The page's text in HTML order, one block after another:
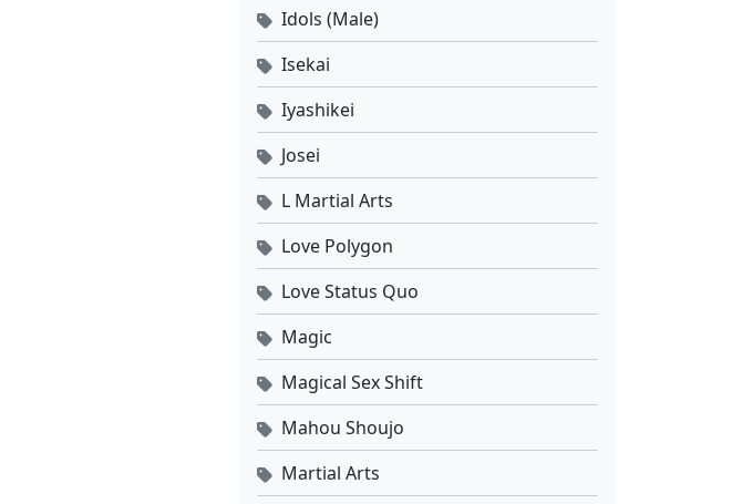
Idols (Male)
Isekai
Iyashikei
Josei
L Martial Arts
Love Polygon
Love Status Quo
Magic
Magical Sex Shift
Mahou Shoujo
Martial Arts